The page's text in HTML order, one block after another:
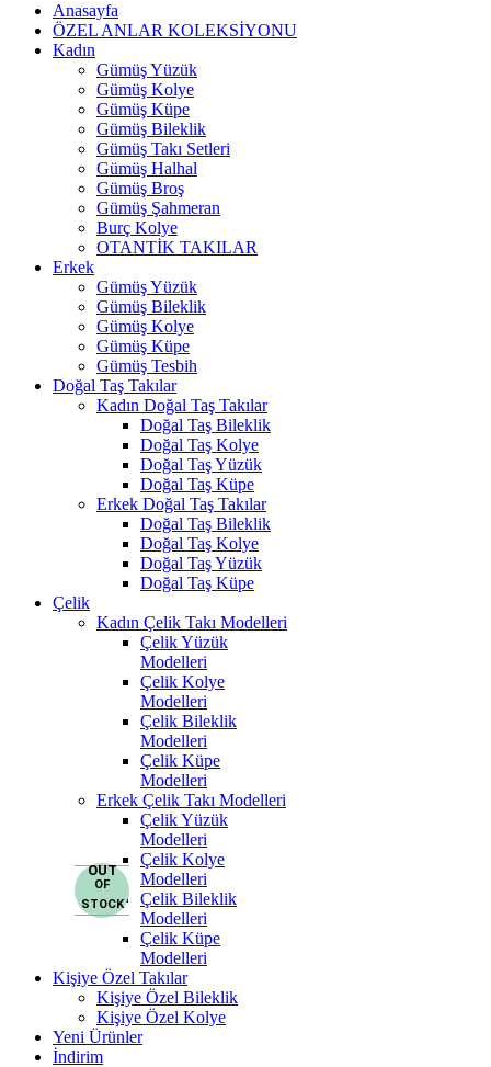
Anasayfa
ÖZEL ANLAR KOLEKSİYONU
Kadın
Gümüş Yüzük
Gümüş Kolye
Gümüş Küpe
Gümüş Bileklik
Gümüş Takı Setleri
Gümüş Halhal
Gümüş Broş
Gümüş Şahmeran
Burç Kolye
OTANTİK TAKILAR
Erkek
Gümüş Yüzük
Gümüş Bileklik
Gümüş Kolye
Gümüş Küpe
Gümüş Tesbih
Doğal Taş Takılar
Kadın Doğal Taş Takılar
Doğal Taş Bileklik
Doğal Taş Kolye
Doğal Taş Yüzük
Doğal Taş Küpe
Erkek Doğal Taş Takılar
Doğal Taş Bileklik
Doğal Taş Kolye
Doğal Taş Yüzük
Doğal Taş Küpe
Çelik
Kadın Çelik Takı Modelleri
Çelik Yüzük
Modelleri
Çelik Kolye
Modelleri
Çelik Bileklik
Modelleri
Çelik Küpe
Modelleri
Erkek Çelik Takı Modelleri
Çelik Yüzük
Modelleri
Çelik Kolye
Modelleri
Çelik Bileklik
Modelleri
Çelik Küpe
Modelleri
Kişiye Özel Takılar
Kişiye Özel Bileklik
Kişiye Özel Kolye
Yeni Ürünler
İndirim
OUT
OF
STOCK